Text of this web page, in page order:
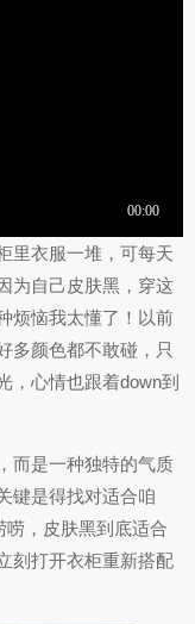
里衣服一堆，可每天
为自己皮肤黑，穿这
烦恼我太懂了！以前
多颜色都不敢碰，只
，心情也跟着down到
而是一种独特的气质
键是得找对适合咱
唠，皮肤黑到底适合
刻打开衣柜重新搭配